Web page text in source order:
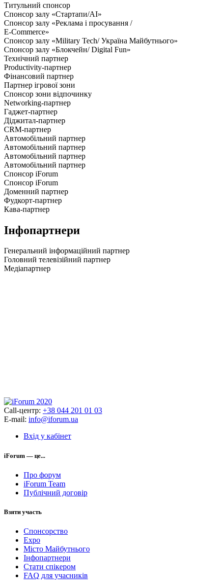
Титульний спонсор
Спонсор залу «Стартапи/AI»
Спонсор залу «Реклама і просування /
E-Commerce»
Спонсор залу «Military Tech/ Україна Майбутнього»
Спонсор залу «Блокчейн/ Digital Fun»
Технічний партнер
Productivity-партнер
Фінансовий партнер
Партнер ігрової зони
Спонсор зони відпочинку
Networking-партнер
Гаджет-партнер
Діджитал-партнер
CRM-партнер
Автомобільний партнер
Автомобільний партнер
Автомобільний партнер
Автомобільний партнер
Спонсор iForum
Спонсор iForum
Доменний партнер
Фудкорт-партнер
Кава-партнер
Інфопартнери
Генеральний інформаційний партнер
Головний телевізійний партнер
Медіапартнер
Call-центр: +38 044 201 01 03
E-mail: info@iforum.ua
Вхід у кабінет
iForum — це...
Про форум
iForum Team
Публічний договір
Взяти участь
Спонсорство
Expo
Місто Майбутнього
Інфопартнери
Стати спікером
FAQ для учасників